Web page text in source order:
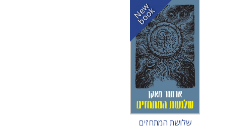
N
e
w
b
o
o
k
שלושת המתחזים